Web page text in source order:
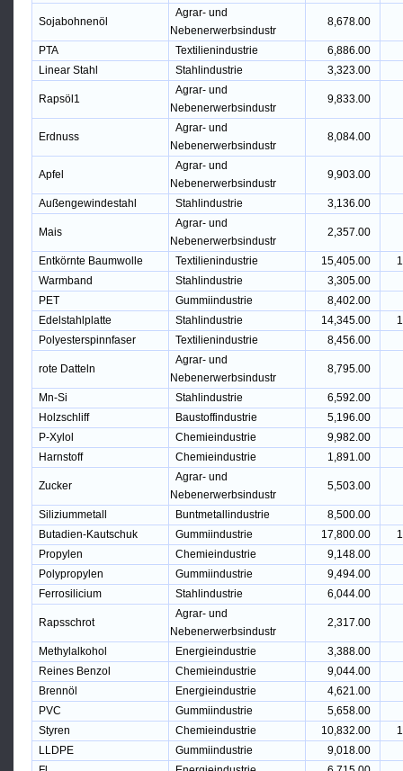
Sojabohnenöl
Agrar- und
Nebenerwerbsindustr
8,678.00
PTA Textilienindustrie
6,886.00
Linear Stahl
Stahlindustrie 3,323.00
Rapsöl1
Agrar- und
Nebenerwerbsindustr
9,833.00
Erdnuss
Agrar- und
Nebenerwerbsindustr
8,084.00
Apfel
Agrar- und
Nebenerwerbsindustr
9,903.00
Außengewindestahl Stahlindustrie 3,136.00
Mais
Agrar- und
Nebenerwerbsindustr
2,357.00
Entkörnte Baumwolle Textilienindustrie 15,405.00
Warmband
Stahlindustrie
3,305.00
PET
Gummiindustrie
8,402.00
Edelstahlplatte
Stahlindustrie 14,345.00
Polyesterspinnfaser
Textilienindustrie 8,456.00
rote Datteln
Agrar- und
Nebenerwerbsindustr
8,795.00
Mn-Si Stahlindustrie
6,592.00
Holzschliff
Baustoffindustrie
5,196.00
P-Xylol
Chemieindustrie
9,982.00
Harnstoff
Chemieindustrie 1,891.00
Zucker
Agrar- und
Nebenerwerbsindustr
5,503.00
Siliziummetall Buntmetallindustrie
8,500.00
Butadien-Kautschuk
Gummiindustrie 17,800.00
Propylen
Chemieindustrie
9,148.00
Polypropylen
Gummiindustrie
9,494.00
Ferrosilicium
Stahlindustrie 6,044.00
Rapsschrot
Agrar- und
Nebenerwerbsindustr
2,317.00
Methylalkohol Energieindustrie
3,388.00
Reines Benzol
Chemieindustrie
9,044.00
Brennöl
Energieindustrie
4,621.00
PVC
Gummiindustrie
5,658.00
Styren
Chemieindustrie 10,832.00
LLDPE
Gummiindustrie
9,018.00